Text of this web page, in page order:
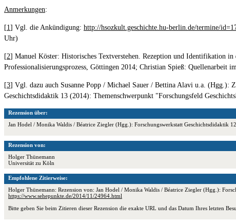
Anmerkungen:
[1 ] Vgl. die Ankündigung: http://hsozkult.geschichte.hu-berlin.de/termine/
Uhr)
[2] Manuel Köster: Historisches Textverstehen. Rezeption und Identifikation
Professionalisierungsprozess, Göttingen 2014; Christian Spieß:
[3] Vgl. dazu auch Susanne Popp / Michael Sauer / Bettina Alavi u.a. (Hgg.):
Geschichtsdidaktik 13 (2014): Themenschwerpunkt "Forschungsfeld
Rezension über:
Jan Hodel / Monika Waldis / Béatrice Ziegler (Hgg.): Forschungswerkstatt
Rezension von:
Holger Thünemann
Universität zu Köln
Empfohlene Zitierweise:
Holger Thünemann: Rezension von: Jan Hodel / Monika Waldis / Béatrice Ziegler (Hgg.):
https://www.sehepunkte.de/2014/11/24964.html
Bitte geben Sie beim Zitieren dieser Rezension die exakte URL und das Datum Ihres letzten